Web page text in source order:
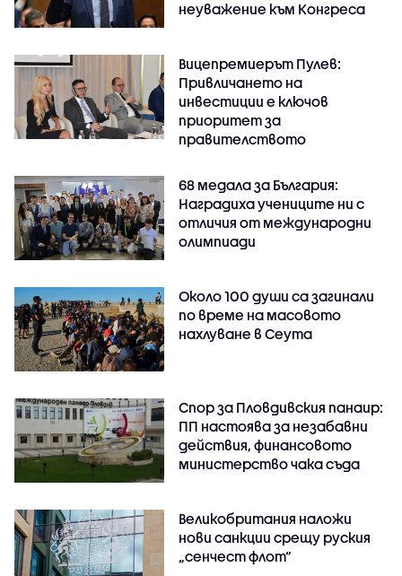
неуважение към Конгреса
Вицепремиерът Пулев:
Привличането на
инвестиции е ключов
приоритет за
правителството
68 медала за България:
Наградиха учениците ни с
отличия от международни
олимпиади
Около 100 души са загинали
по време на масовото
нахлуване в Сеута
Спор за Пловдивския панаир:
ПП настоява за незабавни
действия, финансовото
министерство чака съда
Великобритания наложи
нови санкции срещу руския
„сенчест флот“